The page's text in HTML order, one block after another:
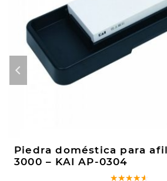
Piedra doméstica para
3000 – KAI AP-0304